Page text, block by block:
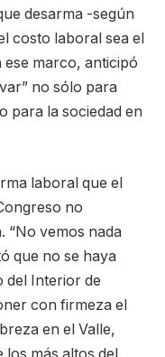
desarma -según
costo laboral sea el
marco, anticipó
no sólo para
para la sociedad en
laboral que el
no
“No vemos nada
que no se haya
del Interior de
con firmeza el
en el Valle,